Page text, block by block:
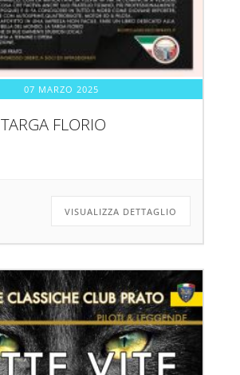
07 MARZO 2025
TARGA FLORIO
VISUALIZZA DETTAGLIO